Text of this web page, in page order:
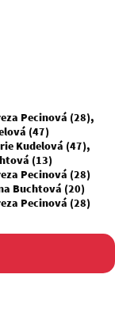
Pecinová (28),
(47)
Kudelová (47),
(13)
Pecinová (28)
Buchtová (20)
Pecinová (28)